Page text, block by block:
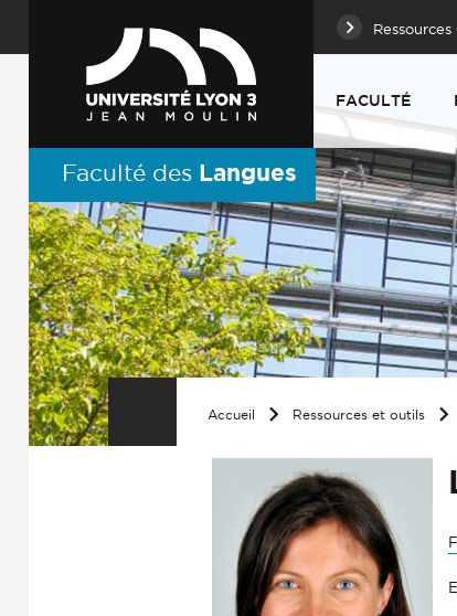
FACULTÉ
Faculté des Langues
Accueil Ressources et outils